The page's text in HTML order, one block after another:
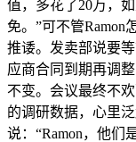
值，多花了20万，
免。”可不管Ramon
推诿。发卖部说要
应商合同到期再调
不变。会议最终不
的调研数据，心里
说：“Ramon，他们